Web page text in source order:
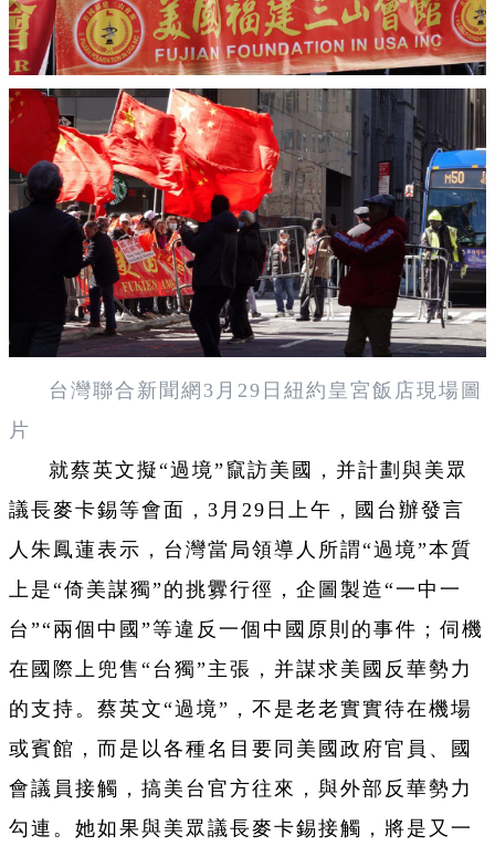
台灣聯合新聞網3月29日紐約皇宮飯店現場圖
片
就蔡英文擬“過境”竄訪美國，并計劃與美眾
議長麥卡錫等會面，3月29日上午，國台辦發言
人朱鳳蓮表示，台灣當局領導人所謂“過境”本質
上是“倚美謀獨”的挑釁行徑，企圖製造“一中一
台”“兩個中國”等違反一個中國原則的事件；伺機
在國際上兜售“台獨”主張，并謀求美國反華勢力
的支持。蔡英文“過境”，不是老老實實待在機場
或賓館，而是以各種名目要同美國政府官員、國
會議員接觸，搞美台官方往來，與外部反華勢力
勾連。她如果與美眾議長麥卡錫接觸，將是又一